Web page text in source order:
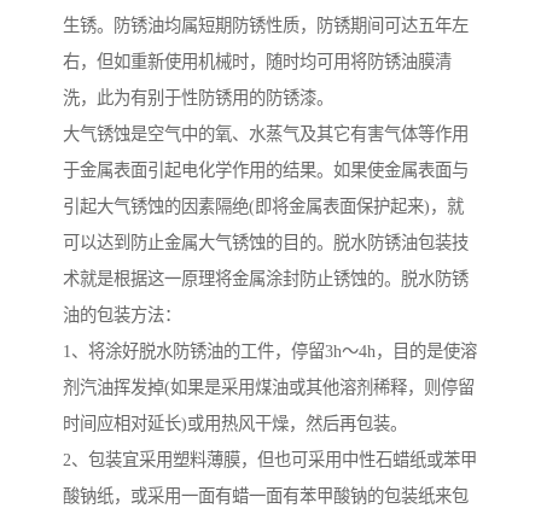
生锈。防锈油均属短期防锈性质，防锈期间可达五年左
右，但如重新使用机械时，随时均可用将防锈油膜清
洗，此为有别于性防锈用的防锈漆。
大气锈蚀是空气中的氧、水蒸气及其它有害气体等作用
于金属表面引起电化学作用的结果。如果使金属表面与
引起大气锈蚀的因素隔绝(即将金属表面保护起来)，就
可以达到防止金属大气锈蚀的目的。脱水防锈油包装技
术就是根据这一原理将金属涂封防止锈蚀的。脱水防锈
油的包装方法：
1、将涂好脱水防锈油的工件，停留3h～4h，目的是使溶
剂汽油挥发掉(如果是采用煤油或其他溶剂稀释，则停留
时间应相对延长)或用热风干燥，然后再包装。
2、包装宜采用塑料薄膜，但也可采用中性石蜡纸或苯甲
酸钠纸，或采用一面有蜡一面有苯甲酸钠的包装纸来包